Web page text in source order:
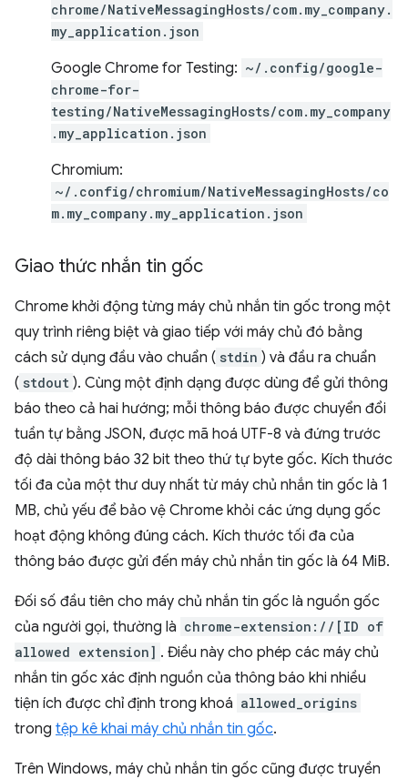
chrome/NativeMessagingHosts/com.my_company.
my_application.json
Google Chrome for Testing: ~/.config/google-
chrome-for-
testing/NativeMessagingHosts/com.my_company
.my_application.json
Chromium:
~/.config/chromium/NativeMessagingHosts/co
m.my_company.my_application.json
Giao thức nhắn tin gốc
Chrome khởi động từng máy chủ nhắn tin gốc trong một
quy trình riêng biệt và giao tiếp với máy chủ đó bằng
cách sử dụng đầu vào chuẩn ( stdin ) và đầu ra chuẩn
( stdout ). Cùng một định dạng được dùng để gửi thông
báo theo cả hai hướng; mỗi thông báo được chuyển đổi
tuần tự bằng JSON, được mã hoá UTF-8 và đứng trước
độ dài thông báo 32 bit theo thứ tự byte gốc. Kích thước
tối đa của một thư duy nhất từ máy chủ nhắn tin gốc là 1
MB, chủ yếu để bảo vệ Chrome khỏi các ứng dụng gốc
hoạt động không đúng cách. Kích thước tối đa của
thông báo được gửi đến máy chủ nhắn tin gốc là 64 MiB.
Đối số đầu tiên cho máy chủ nhắn tin gốc là nguồn gốc
của người gọi, thường là chrome-extension://[ID of
allowed extension] . Điều này cho phép các máy chủ
nhắn tin gốc xác định nguồn của thông báo khi nhiều
tiện ích được chỉ định trong khoá allowed_origins
trong tệp kê khai máy chủ nhắn tin gốc.
Trên Windows, máy chủ nhắn tin gốc cũng được truyền